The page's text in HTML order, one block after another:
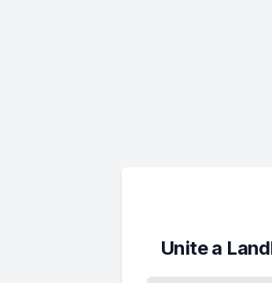
Unite a